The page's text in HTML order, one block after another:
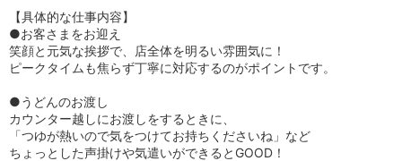
【具体的な仕事内容】
●お客さまをお迎え
笑顔と元気な挨拶で、店全体を明るい雰囲気に！
ピークタイムも焦らず丁寧に対応するのがポイントです。
●うどんのお渡し
カウンター越しにお渡しをするときに、
「つゆが熱いので気をつけてお持ちくださいね」など
ちょっとした声掛けや気遣いができるとGOOD！